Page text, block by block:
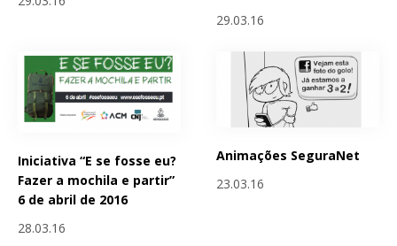
29.03.16
Iniciativa “E se fosse eu?
Fazer a mochila e partir”
6 de abril de 2016
28.03.16
Animações SeguraNet
23.03.16